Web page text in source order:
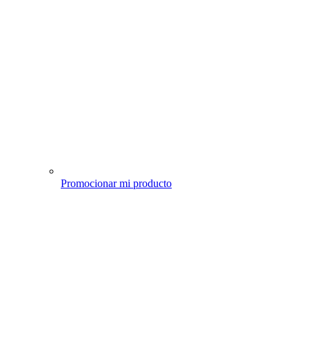
Promocionar mi producto